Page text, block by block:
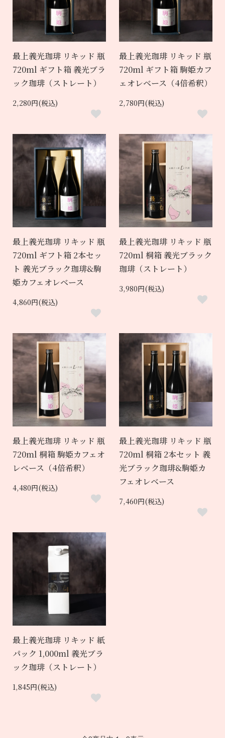
最上義光珈琲 リキッド 瓶
720ml ギフト箱 義光ブラ
ック珈琲（ストレート）
2,280円(税込)
最上義光珈琲 リキッド 瓶
720ml ギフト箱 駒姫カフ
ェオレベース（4倍希釈）
2,780円(税込)
最上義光珈琲 リキッド 瓶
720ml ギフト箱 2本セッ
ト 義光ブラック珈琲&駒
姫カフェオレベース
4,860円(税込)
最上義光珈琲 リキッド 瓶
720ml 桐箱 義光ブラック
珈琲（ストレート）
3,980円(税込)
最上義光珈琲 リキッド 瓶
720ml 桐箱 駒姫カフェオ
レベース（4倍希釈）
4,480円(税込)
最上義光珈琲 リキッド 瓶
720ml 桐箱 2本セット 義
光ブラック珈琲&駒姫カ
フェオレベース
7,460円(税込)
最上義光珈琲 リキッド 紙
パック 1,000ml 義光ブラ
ック珈琲（ストレート）
1,845円(税込)